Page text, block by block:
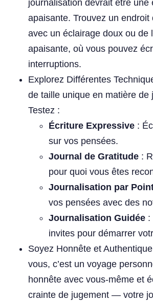
journalisation devrait être une
apaisante. Trouvez un endroit
avec un éclairage doux ou de
apaisante, où vous pouvez
interruptions.
Explorez Différentes
de taille unique en matière de
Testez :
Écriture Expressive :
sur vos pensées.
Journal de Gratitude :
pour quoi vous êtes
Journalisation par
vos pensées avec des
Journalisation Guidée :
invites pour démarrer
Soyez Honnête et
vous, c’est un voyage
honnête avec vous-même et
crainte de jugement — votre